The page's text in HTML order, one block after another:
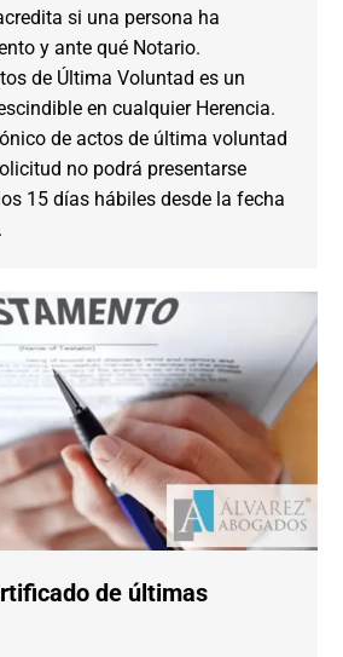
si una persona ha
y ante qué Notario.
de Última Voluntad es un
en cualquier Herencia.
de actos de última voluntad
no podrá presentarse
15 días hábiles desde la fecha
de últimas